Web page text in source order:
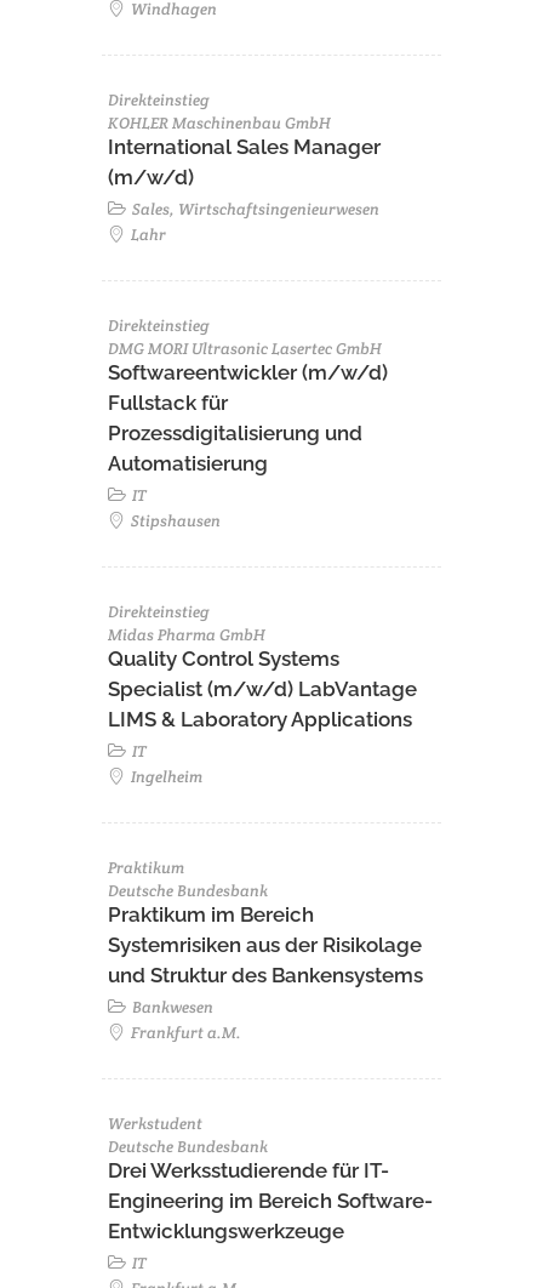
Windhagen
Direkteinstieg
KOHLER Maschinenbau GmbH
International Sales Manager
(m/w/d)
Sales, Wirtschaftsingenieurwesen
Lahr
Direkteinstieg
DMG MORI Ultrasonic Lasertec GmbH
Softwareentwickler (m/w/d)
Fullstack für
Prozessdigitalisierung und
Automatisierung
IT
Stipshausen
Direkteinstieg
Midas Pharma GmbH
Quality Control Systems
Specialist (m/w/d) LabVantage
LIMS & Laboratory Applications
IT
Ingelheim
Praktikum
Deutsche Bundesbank
Praktikum im Bereich
Systemrisiken aus der Risikolage
und Struktur des Bankensystems
Bankwesen
Frankfurt a.M.
Werkstudent
Deutsche Bundesbank
Drei Werksstudierende für IT-
Engineering im Bereich Software-
Entwicklungswerkzeuge
IT